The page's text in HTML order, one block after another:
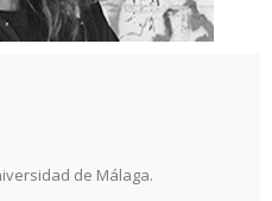
de Málaga.